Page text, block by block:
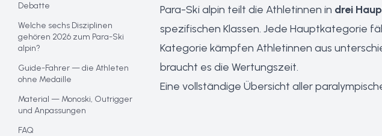
Debatte
Welche sechs Disziplinen
gehören 2026 zum Para-Ski
alpin?
Guide-Fahrer — die Athleten
ohne Medaille
Material — Monoski, Outrigger
und Anpassungen
FAQ
Para-Ski alpin teilt die Athletinnen in drei
spezifischen Klassen. Jede Hauptkategorie
Kategorie kämpfen Athletinnen aus
braucht es die Wertungszeit.
Eine vollständige Übersicht aller